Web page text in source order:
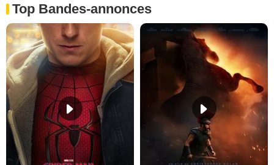
Top Bandes-annonces